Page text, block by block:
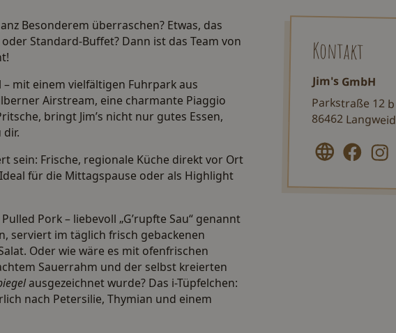
Besonderem überraschen? Etwas, das
Standard-Buffet? Dann ist das Team von
mit einem vielfältigen Fuhrpark aus
Airstream, eine charmante Piaggio
bringt Jim’s nicht nur gutes Essen,
sein: Frische, regionale Küche direkt vor Ort
für die Mittagspause oder als Highlight
Pork – liebevoll „G’rupfte Sau“ genannt
serviert im täglich frisch gebackenen
Oder wie wäre es mit ofenfrischen
Sauerrahm und der selbst kreierten
ausgezeichnet wurde? Das i-Tüpfelchen:
nach Petersilie, Thymian und einem
Kontakt
Jim's GmbH
Parkstraße 12 b
86462 Langweid